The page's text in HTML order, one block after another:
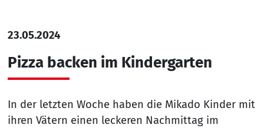
23.05.2024
Pizza backen im Kindergarten
In der letzten Woche haben die Mikado Kinder mit
ihren Vätern einen leckeren Nachmittag im